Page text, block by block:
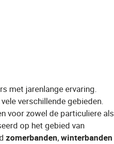
met jarenlange ervaring.
verschillende gebieden.
voor zowel de particuliere als
op het gebied van
zomerbanden​, ​winterbanden